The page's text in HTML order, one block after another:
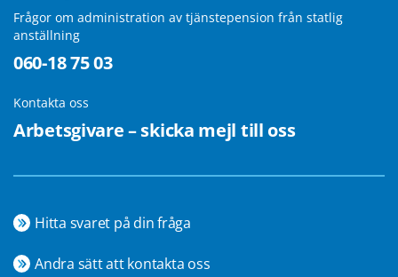
Frågor om administration av tjänstepension från statlig
anställning
060-18 75 03
Kontakta oss
Arbetsgivare – skicka mejl till oss
Hitta svaret på din fråga
Andra sätt att kontakta oss